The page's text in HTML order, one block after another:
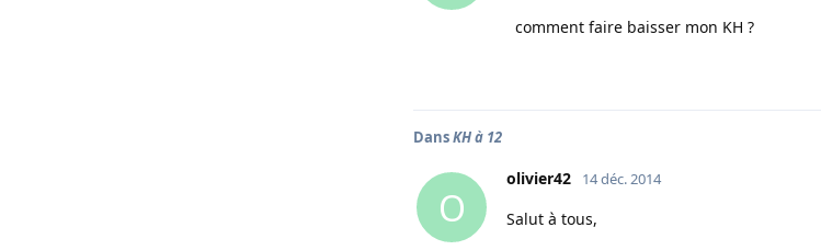
comment faire baisser mon KH ?
DansKH à 12
O
olivier42 14 déc. 2014
Salut à tous,